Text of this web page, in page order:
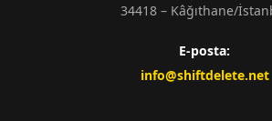
34418 – Kâğıthane/
E-posta:
info@shiftdelete.net